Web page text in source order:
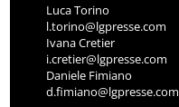
Luca Torino
l.torino@lgpresse.com
Ivana Cretier
i.cretier@lgpresse.com
Daniele Fimiano
d.fimiano@lgpresse.com